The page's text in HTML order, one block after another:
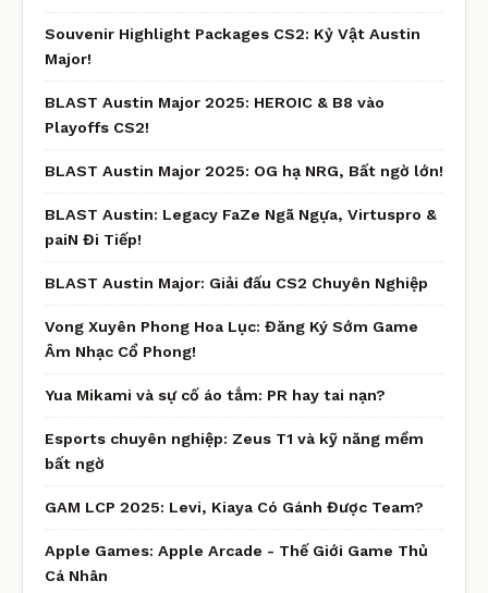
Souvenir Highlight Packages CS2: Kỷ Vật Austin
Major!
BLAST Austin Major 2025: HEROIC & B8 vào
Playoffs CS2!
BLAST Austin Major 2025: OG hạ NRG, Bất ngờ lớn!
BLAST Austin: Legacy FaZe Ngã Ngựa, Virtuspro &
paiN Đi Tiếp!
BLAST Austin Major: Giải đấu CS2 Chuyên Nghiệp
Vong Xuyên Phong Hoa Lục: Đăng Ký Sớm Game
Âm Nhạc Cổ Phong!
Yua Mikami và sự cố áo tắm: PR hay tai nạn?
Esports chuyên nghiệp: Zeus T1 và kỹ năng mềm
bất ngờ
GAM LCP 2025: Levi, Kiaya Có Gánh Được Team?
Apple Games: Apple Arcade - Thế Giới Game Thủ
Cá Nhân